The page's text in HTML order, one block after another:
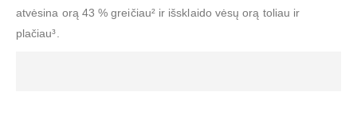
atvėsina orą 43 % greičiau² ir išsklaido vėsų orą toliau ir
plačiau³.